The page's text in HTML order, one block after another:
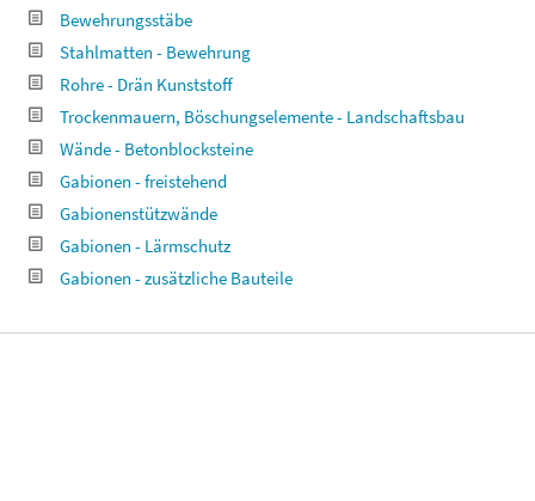
Bewehrungsstäbe
Stahlmatten - Bewehrung
Rohre - Drän Kunststoff
Trockenmauern, Böschungselemente - Landschaftsbau
Wände - Betonblocksteine
Gabionen - freistehend
Gabionenstützwände
Gabionen - Lärmschutz
Gabionen - zusätzliche Bauteile